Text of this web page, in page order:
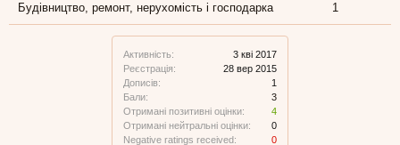
Активність:
3 кві 2017
Реєстрація:
28 вер 2015
Дописів:
1
Бали:
3
Отримані позитивні оцінки:
4
Отримані нейтральні оцінки:
0
Negative ratings received:
0
Будівництво, ремонт, нерухомість і господарка
1